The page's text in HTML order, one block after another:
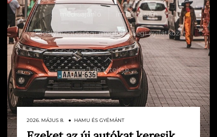
2026. MÁJUS 8. ● HAMU ÉS GYÉMÁNT
médiaajánló impresszum
akadálymentességi megfelelőségi nyilatkozat
Lap tetejére